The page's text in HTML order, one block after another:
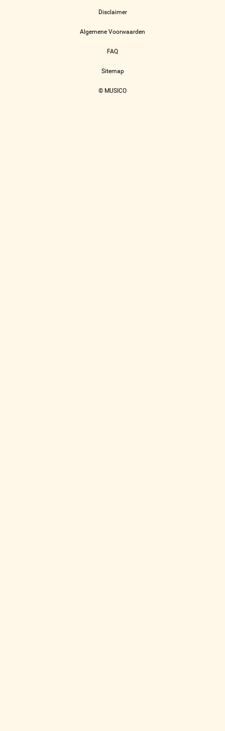
Disclaimer
Algemene Voorwaarden
FAQ
Sitemap
© MUSICO